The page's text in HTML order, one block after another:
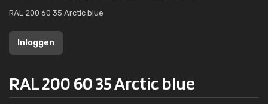
RAL 200 60 35 Arctic blue
Inloggen
RAL 200 60 35 Arctic blue